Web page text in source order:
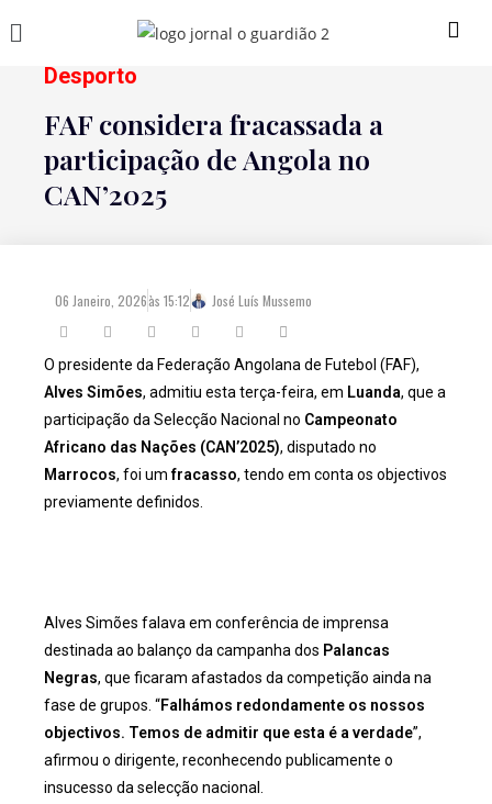
Desporto
FAF considera fracassada a
participação de Angola no
CAN’2025
06 Janeiro, 2026às 15:12 José Luís Mussemo
O presidente da Federação Angolana de Futebol (FAF),
Alves Simões, admitiu esta terça-feira, em Luanda, que a
participação da Selecção Nacional no Campeonato
Africano das Nações (CAN’2025), disputado no
Marrocos, foi umfracasso, tendo em conta os objectivos
previamente definidos.
Alves Simões falava em conferência de imprensa
destinada ao balanço da campanha dos Palancas
Negras, que ficaram afastados da competição ainda na
fase de grupos. “Falhámos redondamente os nossos
objectivos. Temos de admitir que esta é a verdade”,
afirmou o dirigente, reconhecendo publicamente o
insucesso da selecção nacional.